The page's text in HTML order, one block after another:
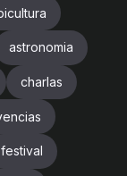
astronomia
charlas
festival